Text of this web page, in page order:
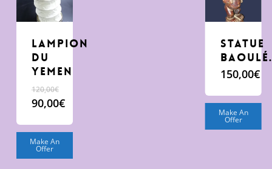
Lampion
du
Yemen
120,00€
Le
initial
était :
120,00€.
90,00€
prix
actuel
est :
Make An
Offer
Statue
Baoulé.
150,00€
Make An
Offer